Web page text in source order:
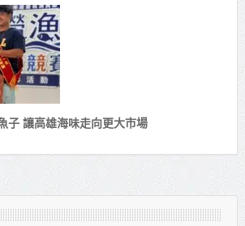
子 讓高雄海味走向更大市場